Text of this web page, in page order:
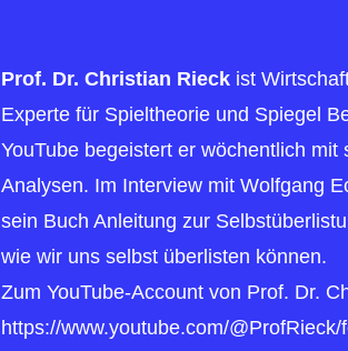
Prof. Dr. Christian Rieck ist
Experte für Spieltheorie und Spiegel
YouTube begeistert er wöchentlich mit
Analysen. Im Interview mit Wolfgang
sein Buch Anleitung zur
wie wir uns selbst überlisten können.
Zum YouTube-Account von Prof. Dr.
https://www.youtube.com/@ProfRieck/